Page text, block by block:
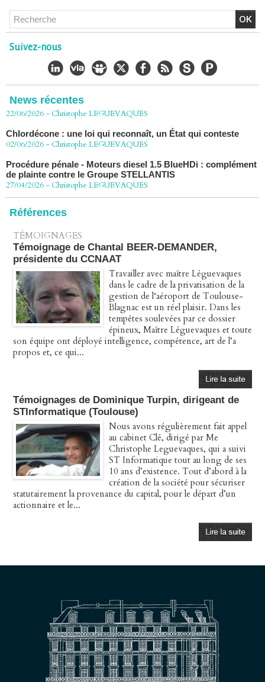
Suivez-nous
News récentes
Chlordécone : un non-lieu confirmé, la bataille se déplace
vers la Cour de cassation
30/06/2026 -Christophe LEGUEVAQUES
CHLORDÉCONE Déclaration de Me Christophe
LÈGUEVAQUES (CLE), avocat de parties civiles, après la
décision de confirmation du non-lieu
22/06/2026 -Christophe LEGUEVAQUES
02/06/2026 -Christophe LEGUEVAQUES
de plainte contre le Groupe STELLANTIS
27/04/2026 -Christophe LEGUEVAQUES
Péage autoroute : tout savoir (ou presque) sur l'action
collective ouverte le 2 avril
07/04/2026 -Christophe LEGUEVAQUES
Références
TÉMOIGNAGES
Témoignage de Chantal BEER-DEMANDER,
présidente du CCNAAT
Travailler avec maître Léguevaques
dans le cadre de la privatisation de la
gestion de l‘aéroport de Toulouse-
Blagnac est un réel plaisir. Dans les
tempêtes soulevées par ce dossier
épineux, Maître Léguevaques et toute
son équipe ont déployé intelligence, compétence, art de l’a
propos et, ce qui...
Témoignages de Dominique Turpin, dirigeant de
STInformatique (Toulouse)
Nous avons régulièrement fait appel
au cabinet Clé, dirigé par Me
Christophe Leguevaques, qui a suivi
ST Informatique tout au long de ses
10 ans d’existence. Tout d’abord à la
création de la société pour sécuriser
statutairement la provenance du capital, pour le départ d’un
actionnaire et le...